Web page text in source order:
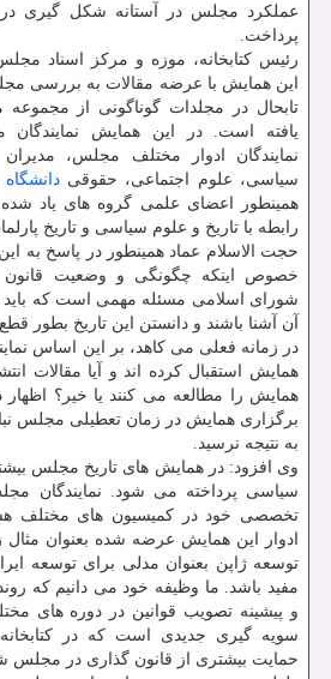
عملكرد مجلس در آستانه شكل گیری در
پرداخت.
رئیس كتابخانه، موزه و مركز اسناد
تابحال در مجلدات گوناگونی از مجموعه
یافته است. در این همایش
نمایندگان ادوار مختلف مجلس،
سیاسی، علوم اجتماعی، حقوقیدانشگاه
همینطور اعضای علمی گروه های یاد
رابطه با تاریخ و علوم سیاسی و تاریخ
حجت الاسلام عماد همینطور در پاسخ به
خصوص اینكه چگونگی و وضعیت قانون
شورای اسلامی مسئله مهمی است كه باید
آن آشنا باشند و دانستن این تاریخ بطور
در زمانه فعلی می كاهد، بر این اساس
همایش استقبال كرده اند و آیا مقالات
همایش را مطالعه می كنند یا خیر؟
برگزاری همایش در زمان تعطیلی مجلس
به نتیجه نرسید.
وی افزود: در همایش های تاریخ مجلس
سیاسی پرداخته می شود. نمایندگان
تخصصی خود در كمیسیون های مختلف
ادوار این همایش عرضه شده بعنوان
توسعه ژاپن بعنوان مدلی برای توسعه
مفید باشد. ما وظیفه خود می دانیم كه
و پیشینه تصویب قوانین در دوره های
سویه گیری جدیدی است كه در
حمایت بیشتری از قانون گذاری در مجلس